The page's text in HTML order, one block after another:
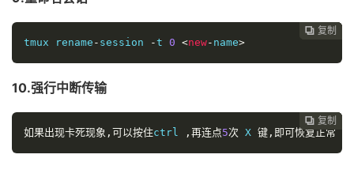
 复制
 复制
 复制
 复制
tmux rename - session -t 0 <new- name>
10.强行中断传输
 复制
 复制
 复制
如果出现卡死现象,可以按住ctrl ,再连点5次 X 键,即可恢复正常